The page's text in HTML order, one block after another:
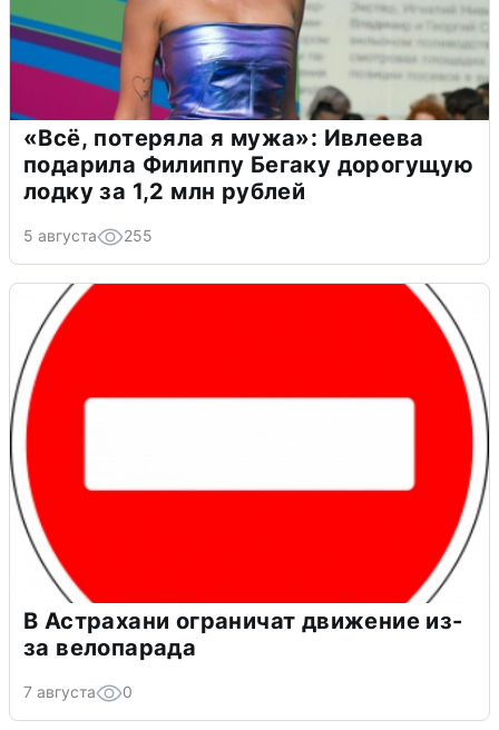
«Всё, потеряла я мужа»: Ивлеева
подарила Филиппу Бегаку дорогущую
лодку за 1,2 млн рублей
5 августа 255
В Астрахани ограничат движение из-
за велопарада
7 августа 0